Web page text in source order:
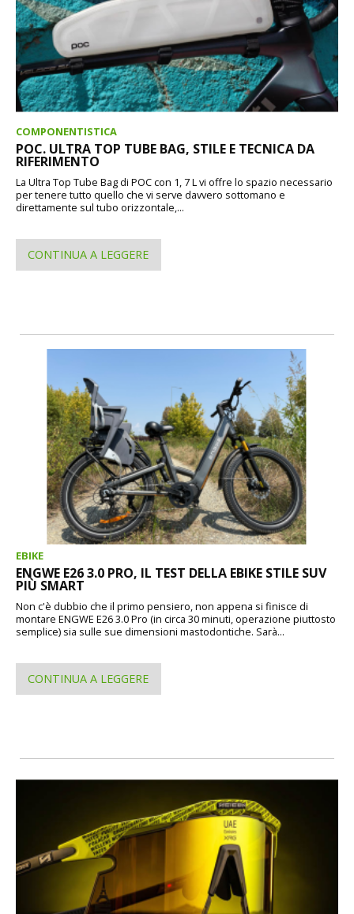
COMPONENTISTICA
POC. ULTRA TOP TUBE BAG, STILE E TECNICA DA
RIFERIMENTO
La Ultra Top Tube Bag di POC con 1, 7 L vi offre lo spazio necessario
per tenere tutto quello che vi serve davvero sottomano e
direttamente sul tubo orizzontale,...
CONTINUA A LEGGERE
EBIKE
ENGWE E26 3.0 PRO, IL TEST DELLA EBIKE STILE SUV
PIÙ SMART
Non c'è dubbio che il primo pensiero, non appena si finisce di
montare ENGWE E26 3.0 Pro (in circa 30 minuti, operazione piuttosto
semplice) sia sulle sue dimensioni mastodontiche. Sarà...
CONTINUA A LEGGERE